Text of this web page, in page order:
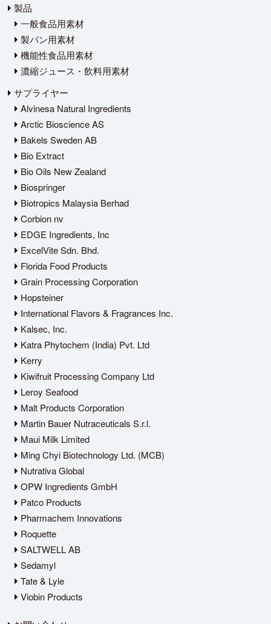
製品
一般食品用素材
製パン用素材
機能性食品用素材
濃縮ジュース・飲料用素材
サプライヤー
Alvinesa Natural Ingredients
Arctic Bioscience AS
Bakels Sweden AB
Bio Extract
Bio Oils New Zealand
Biospringer
Biotropics Malaysia Berhad
Corbion nv
EDGE Ingredients, Inc
ExcelVite Sdn. Bhd.
Florida Food Products
Grain Processing Corporation
Hopsteiner
International Flavors & Fragrances Inc.
Kalsec, Inc.
Katra Phytochem (India) Pvt. Ltd
Kerry
Kiwifruit Processing Company Ltd
Leroy Seafood
Malt Products Corporation
Martin Bauer Nutraceuticals S.r.l.
Maui Milk Limited
Ming Chyi Biotechnology Ltd. (MCB)
Nutrativa Global
OPW Ingredients GmbH
Patco Products
Pharmachem Innovations
Roquette
SALTWELL AB
Sedamyl
Tate & Lyle
Viobin Products